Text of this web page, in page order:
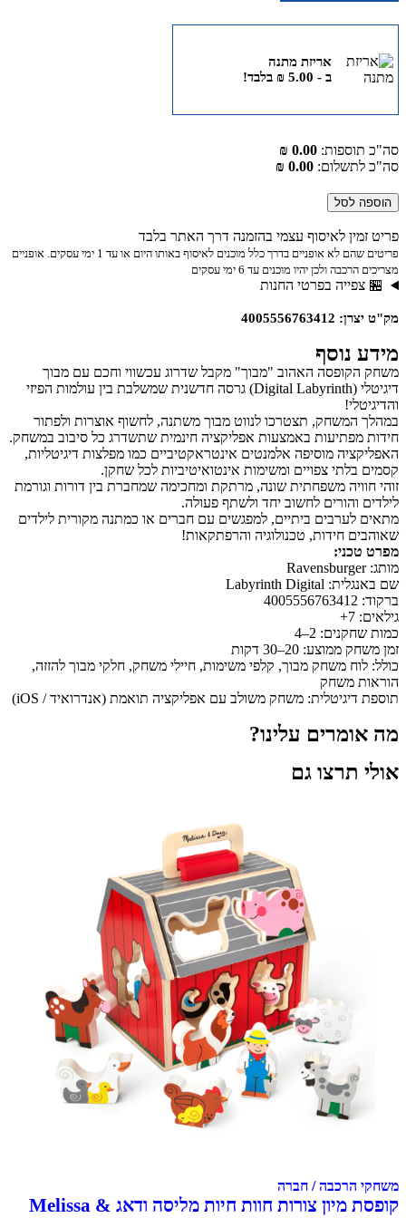
אריזת מתנה
ב -
₪5.00 בלבד!
סה"כ תוספות: 0.00 ₪
סה"כ לתשלום: 0.00 ₪
הוספה לסל
פריט זמין לאיסוף עצמי בהזמנה דרך האתר בלבד
פריטים שהם לא אופניים בדרך כלל מוכנים לאיסוף באותו היום או עד 1 ימי עסקים. אופניים
מצריכים הרכבה ולכן יהיו מוכנים עד 6 ימי עסקים
🏪 צפייה בפרטי החנות
מק"ט יצרן: 4005556763412
מידע נוסף
משחק הקופסה האהוב "מבוך" מקבל שדרוג עכשווי וחכם עם מבוך
דיגיטלי (Digital Labyrinth) גרסה חדשנית שמשלבת בין עולמות הפיזי
והדיגיטלי!
במהלך המשחק, תצטרכו לנווט מבוך משתנה, לחשוף אוצרות ולפתור
חידות מפתיעות באמצעות אפליקציה חינמית שתשדרג כל סיבוב במשחק.
האפליקציה מוסיפה אלמנטים אינטראקטיביים כמו מפלצות דיגיטליות,
קסמים בלתי צפויים ומשימות אינטואיטיביות לכל שחקן.
זוהי חוויה משפחתית שונה, מרתקת ומחכימה שמחברת בין דורות וגורמת
לילדים והורים לחשוב יחד ולשתף פעולה.
מתאים לערבים ביתיים, למפגשים עם חברים או כמתנה מקורית לילדים
שאוהבים חידות, טכנולוגיה והרפתקאות!
מפרט טכני:
מותג: Ravensburger
שם באנגלית: Labyrinth Digital
ברקוד: 4005556763412
גילאים: 7+
כמות שחקנים: 2–4
זמן משחק ממוצע: 20–30 דקות
כולל: לוח משחק מבוך, קלפי משימות, חיילי משחק, חלקי מבוך להזזה,
הוראות משחק
תוספת דיגיטלית: משחק משולב עם אפליקציה תואמת (אנדרואיד / iOS)
מה אומרים עלינו?
אולי תרצו גם
משחקי הרכבה / חברה
קופסת מיון צורות חוות חיות מליסה ודאג Melissa &